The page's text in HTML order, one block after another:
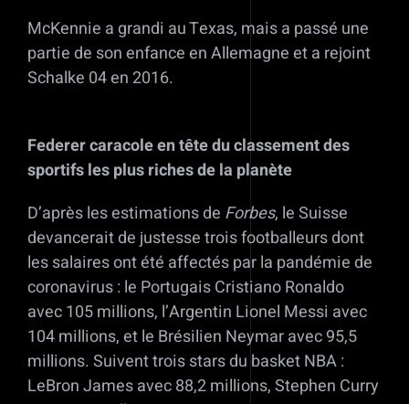
McKennie a grandi au Texas, mais a passé une
partie de son enfance en Allemagne et a rejoint
Schalke 04 en 2016.
Federer caracole en tête du classement des
sportifs les plus riches de la planète
D’après les estimations de Forbes, le Suisse
devancerait de justesse trois footballeurs dont
les salaires ont été affectés par la pandémie de
coronavirus : le Portugais Cristiano Ronaldo
avec 105 millions, l’Argentin Lionel Messi avec
104 millions, et le Brésilien Neymar avec 95,5
millions. Suivent trois stars du basket NBA :
LeBron James avec 88,2 millions, Stephen Curry